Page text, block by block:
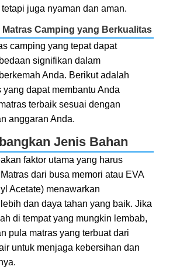
juga nyaman dan aman.
Matras Camping yang Berkualitas
camping yang tepat dapat
signifikan dalam
Anda. Berikut adalah
yang dapat membantu Anda
terbaik sesuai dengan
anggaran Anda.
Jenis Bahan
faktor utama yang harus
dari busa memori atau EVA
Acetate) menawarkan
dan daya tahan yang baik. Jika
di tempat yang mungkin lembab,
pula matras yang terbuat dari
untuk menjaga kebersihan dan